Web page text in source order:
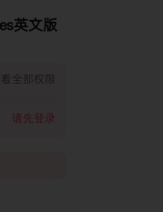
英文版
看全部权限
请先登录